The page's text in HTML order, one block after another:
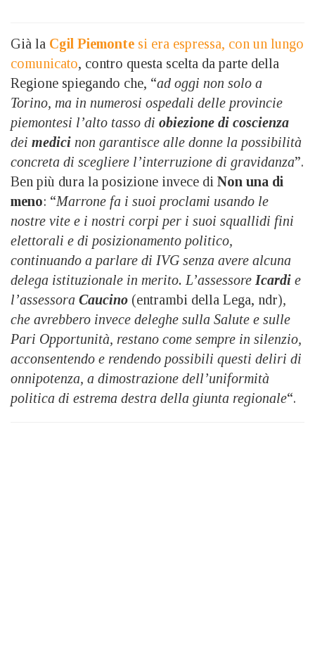
Già la Cgil Piemonte si era espressa, con un lungo
comunicato, contro questa scelta da parte della
Regione spiegando che, “ad oggi non solo a
Torino, ma in numerosi ospedali delle provincie
piemontesi l’alto tasso di obiezione di coscienza
dei medici non garantisce alle donne la possibilità
concreta di scegliere l’interruzione di gravidanza”.
Ben più dura la posizione invece di Non una di
meno: “Marrone fa i suoi proclami usando le
nostre vite e i nostri corpi per i suoi squallidi fini
elettorali e di posizionamento politico,
continuando a parlare di IVG senza avere alcuna
delega istituzionale in merito. L’assessore Icardi e
l’assessora Caucino (entrambi della Lega, ndr),
che avrebbero invece deleghe sulla Salute e sulle
Pari Opportunità, restano come sempre in silenzio,
acconsentendo e rendendo possibili questi deliri di
onnipotenza, a dimostrazione dell’uniformità
politica di estrema destra della giunta regionale“.